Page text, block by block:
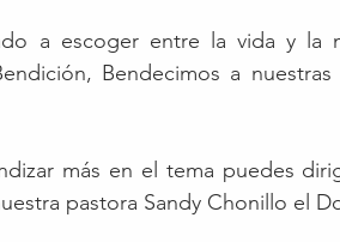
a escoger entre la vida y la
Bendecimos a
más en el tema puedes
pastora Sandy Chonillo el